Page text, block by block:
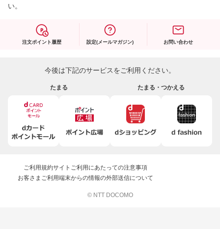
い。
注文ポイント履歴 設定(メールマガジン) お問い合わせ
今後は下記のサービスをご利用ください。
たまる たまる・つかえる
ご利用規約サイトご利用にあたっての注意事項
お客さまご利用端末からの情報の外部送信について
© NTT DOCOMO